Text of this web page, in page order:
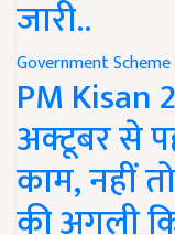
जारी..
Government Scheme
PM Kisan
अक्टूबर से
काम, नहीं